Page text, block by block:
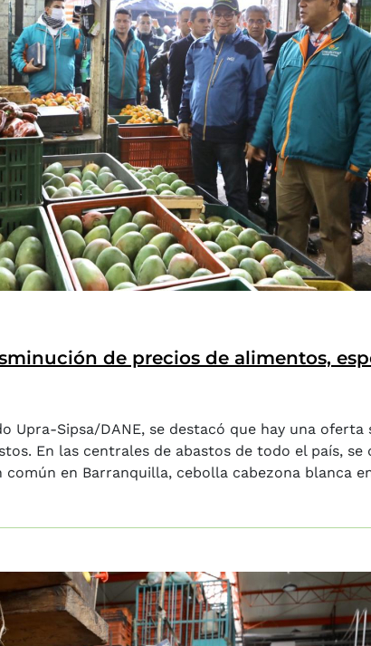
de precios de alimentos,
Upra-Sipsa/DANE, se destacó que hay una
En las centrales de abastos de todo el país,
común en Barranquilla, cebolla cabezona blanca